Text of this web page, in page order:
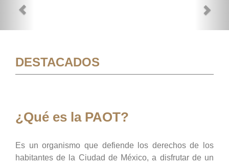
DESTACADOS
¿Qué es la PAOT?
Es un organismo que defiende los derechos de los
habitantes de la Ciudad de México, a disfrutar de un